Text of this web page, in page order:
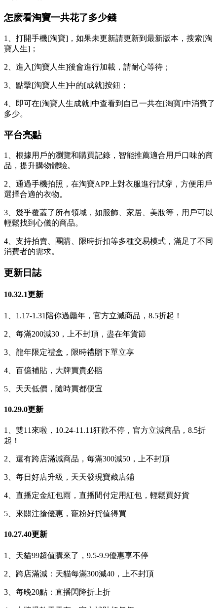
怎麽看淘寶一共花了多少錢
1、打開手機[淘寶]，如果未更新請更新到最新版本，搜索[淘
寶人生]；
2、進入[淘寶人生]後會進行加載，請耐心等待；
3、點擊[淘寶人生]中的[成就]按鈕；
4、即可在[淘寶人生成就]中查看到自己一共在[淘寶]中消費了
多少。
平台亮點
1、根據用戶的瀏覽和購買記錄，智能推薦適合用戶口味的商
品，提升購物體驗。
2、通過手機拍照，在淘寶APP上對衣服進行試穿，方便用戶
選擇合適的衣物。
3、幾乎覆蓋了所有領域，如服飾、家居、美妝等，用戶可以
輕鬆找到心儀的商品。
4、支持拍賣、團購、限時折扣等多種交易模式，滿足了不同
消費者的需求。
更新日誌
10.32.1更新
1、1.17-1.31陪你過龘年，官方立減商品，8.5折起！
2、每滿200減30，上不封頂，盡在年貨節
3、龍年限定禮盒，限時禮贈下單立享
4、百億補貼，大牌買貴必賠
5、天天低價，隨時買都便宜
10.29.0更新
1、雙11來啦，10.24-11.11狂歡不停，官方立減商品，8.5折
起！
2、還有跨店滿減商品，每滿300減50，上不封頂
3、每日好店升級，天天發現寶藏店鋪
4、直播定金紅包雨，直播間付定用紅包，輕鬆買好貨
5、來關注搶優惠，寵粉好貨值得買
10.27.40更新
1、天貓99超值購來了，9.5-9.9優惠享不停
2、跨店滿減：天貓每滿300減40，上不封頂
3、每晚20點：直播閃降折上折